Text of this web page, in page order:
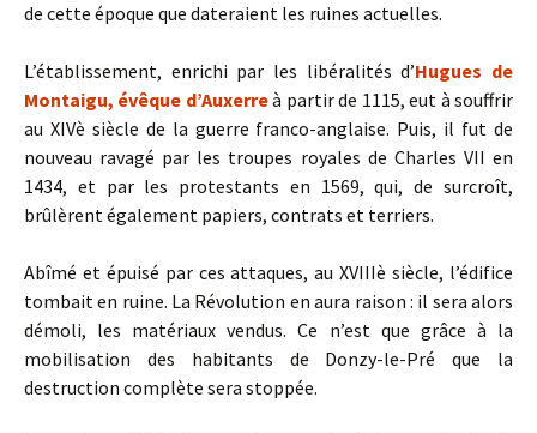
de cette époque que dateraient les ruines actuelles.
L’établissement, enrichi par les libéralités d’Hugues de
Montaigu, évêque d’Auxerreà partir de 1115, eut à souffrir
au XIVè siècle de la guerre franco-anglaise. Puis, il fut de
nouveau ravagé par les troupes royales de Charles VII en
1434, et par les protestants en 1569, qui, de surcroît,
brûlèrent également papiers, contrats et terriers.
Abîmé et épuisé par ces attaques, au XVIIIè siècle, l’édifice
tombait en ruine. La Révolution en aura raison : il sera alors
démoli, les matériaux vendus. Ce n’est que grâce à la
mobilisation des habitants de Donzy-le-Pré que la
destruction complète sera stoppée.